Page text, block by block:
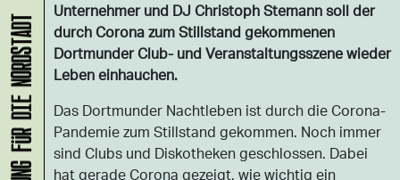
Unternehmer und DJ Christoph Stemann soll der
durch Corona zum Stillstand gekommenen
Dortmunder Club- und Veranstaltungsszene wieder
Leben einhauchen.
Das Dortmunder Nachtleben ist durch die Corona-
Pandemie zum Stillstand gekommen. Noch immer
sind Clubs und Diskotheken geschlossen. Dabei
hat gerade Corona gezeigt, wie wichtig ein